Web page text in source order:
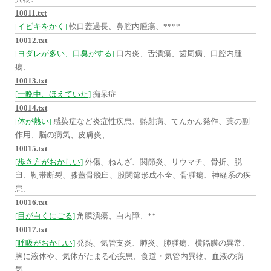
10011.txt
[イビキをかく] 軟口蓋過長、鼻腔内腫瘍、****
10012.txt
[ヨダレが多い、口臭がする] 口内炎、舌潰瘍、歯周病、口腔内腫
瘍、
10013.txt
[一晩中、ほえていた] 痴呆症
10014.txt
[体が熱い] 感染症など炎症性疾患、熱射病、てんかん発作、薬の副
作用、脳の病気、皮膚炎、
10015.txt
[歩き方がおかしい] 外傷、ねんざ、関節炎、リウマチ、骨折、脱
臼、靭帯断裂、膝蓋骨脱臼、股関節形成不全、骨腫瘍、神経系の疾
患、
10016.txt
[目が白くにごる] 角膜潰瘍、白内障、**
10017.txt
[呼吸がおかしい] 発熱、気管支炎、肺炎、肺腫瘍、横隔膜の異常、
胸に液体や、気体がたまる心疾患、食道・気管内異物、血液の病